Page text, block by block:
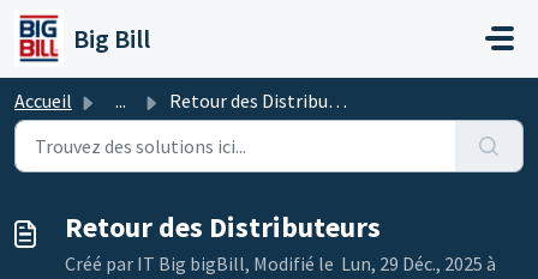
Passer au contenu principal
Big Bill
Accueil ... Retour des Distributeurs
Retour des Distributeurs
Créé par IT Big bigBill, Modifié le Lun, 29 Déc., 2025 à